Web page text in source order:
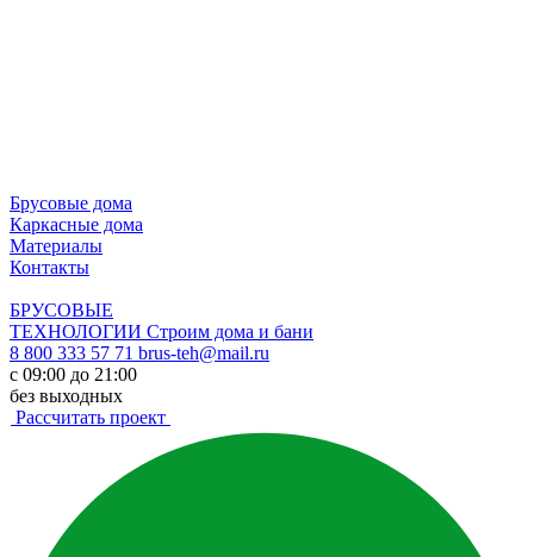
Брусовые дома
Каркасные дома
Материалы
Контакты
БРУСОВЫЕ
ТЕХНОЛОГИИ Строим дома и бани
8 800 333 57 71 brus-teh@mail.ru
с 09:00 до 21:00
без выходных
Рассчитать проект